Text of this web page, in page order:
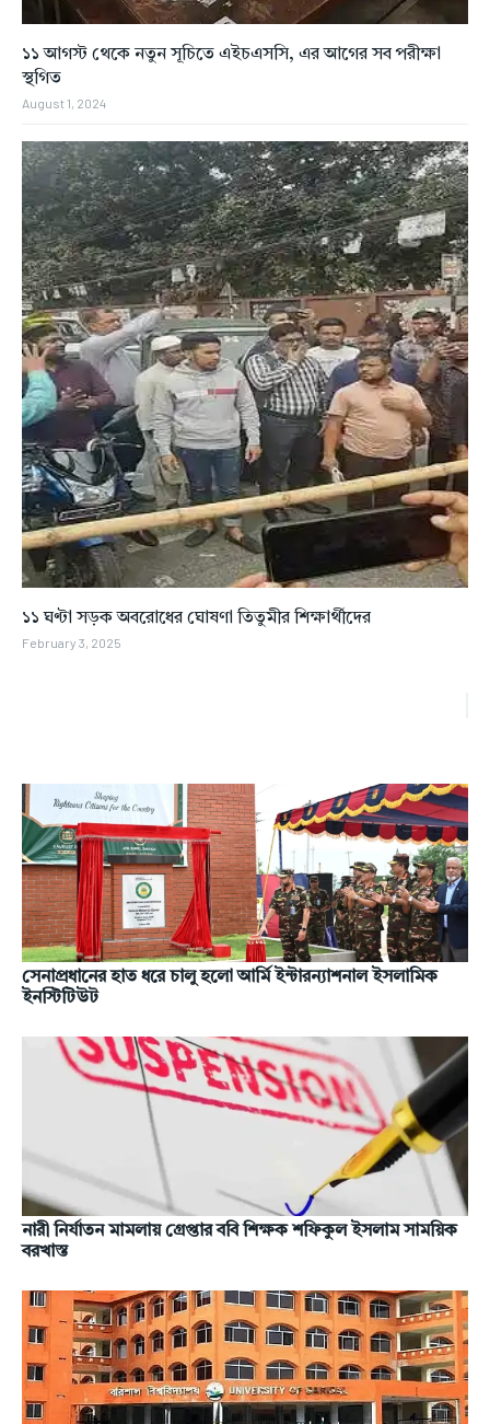
সেনাপ্রধানের হাত ধরে চালু হলো আর্মি ইন্টারন্যাশনাল ইসলামিক
ইনস্টিটিউট
নারী নির্যাতন মামলায় গ্রেপ্তার ববি শিক্ষক শফিকুল ইসলাম সাময়িক
বরখাস্ত
১১ আগস্ট থেকে নতুন সূচিতে এইচএসসি, এর আগের সব পরীক্ষা
স্থগিত
August 1, 2024
১১ ঘণ্টা সড়ক অবরোধের ঘোষণা তিতুমীর শিক্ষার্থীদের
February 3, 2025